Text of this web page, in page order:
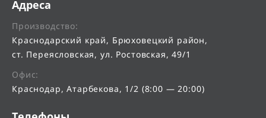
Адреса
Производство:
Краснодарский край, Брюховецкий район,
ст. Переясловская, ул. Ростовская, 49/1
Офис:
Краснодар, Атарбекова, 1/2 (8:00 — 20:00)